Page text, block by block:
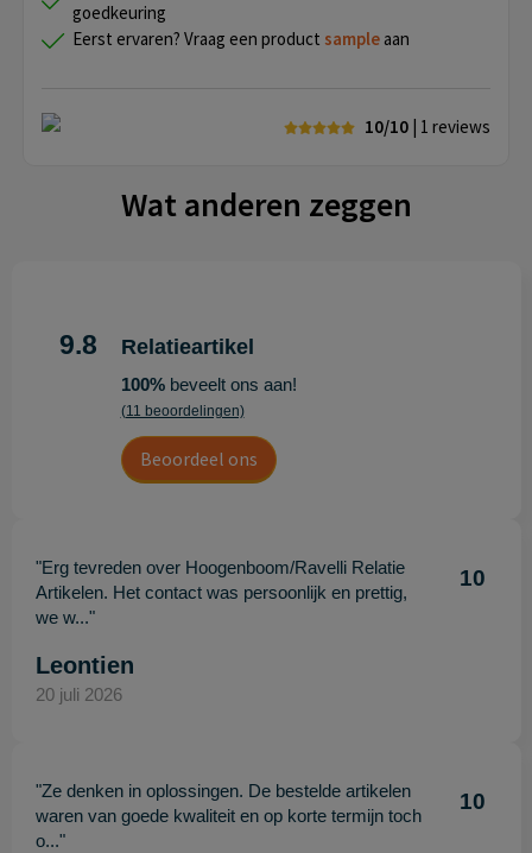
goedkeuring
Eerst ervaren? Vraag een product sample aan
10/10 | 1 reviews
Wat anderen zeggen
9.8 Relatieartikel
100%beveelt ons aan!
(11 beoordelingen)
Beoordeel ons
"Erg tevreden over Hoogenboom/Ravelli Relatie
Artikelen. Het contact was persoonlijk en prettig,
we w..."
10
Leontien
20 juli 2026
"Ze denken in oplossingen. De bestelde artikelen
waren van goede kwaliteit en op korte termijn toch
o..."
10